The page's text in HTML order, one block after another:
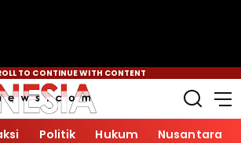
TO CONTINUE WITH CONTENT
Politik Hukum Nusantara